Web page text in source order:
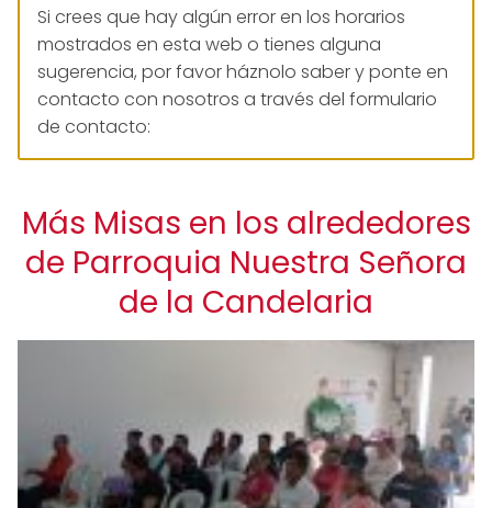
Si crees que hay algún error en los horarios
mostrados en esta web o tienes alguna
sugerencia, por favor háznolo saber y ponte en
contacto con nosotros a través del formulario
de contacto:
Más Misas en los alrededores
de Parroquia Nuestra Señora
de la Candelaria